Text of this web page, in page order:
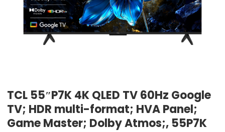
TCL 55″P7K 4K QLED TV 60Hz Google
TV; HDR multi-format; HVA Panel;
Game Master; Dolby Atmos;, 55P7K